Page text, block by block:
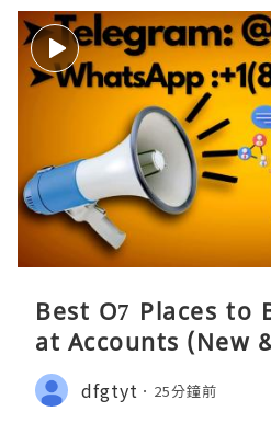
Best O7 Places to
at Accounts (New
dfgtyt 25分鐘前